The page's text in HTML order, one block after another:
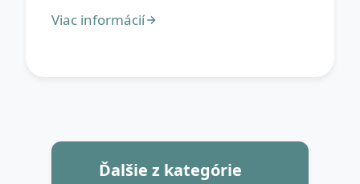
Ďalšie z kategórie